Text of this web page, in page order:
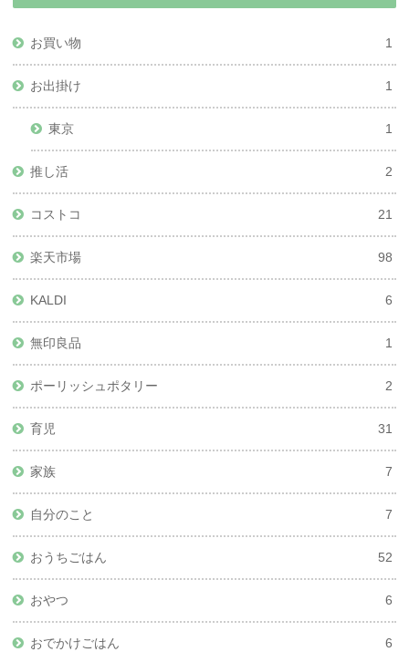
お買い物 1
お出掛け 1
東京 1
推し活 2
コストコ 21
楽天市場 98
KALDI 6
無印良品 1
ポーリッシュポタリー 2
育児 31
家族 7
自分のこと 7
おうちごはん 52
おやつ 6
おでかけごはん 6